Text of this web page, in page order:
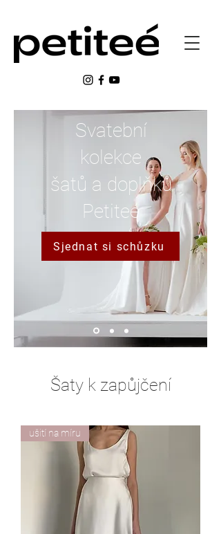
Svatební
kolekce
šatů a doplňků
Petiteé
Sjednat si schůzku
Šaty k zapůjčení
ušití na míru